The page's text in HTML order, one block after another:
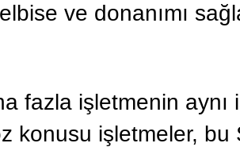
elbise ve donanımı
fazla işletmenin
konusu işletmeler,